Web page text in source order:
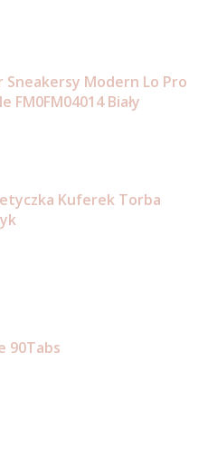
Modern Lo Pro
FM0FM04014 Biały
Kuferek Torba
90Tabs